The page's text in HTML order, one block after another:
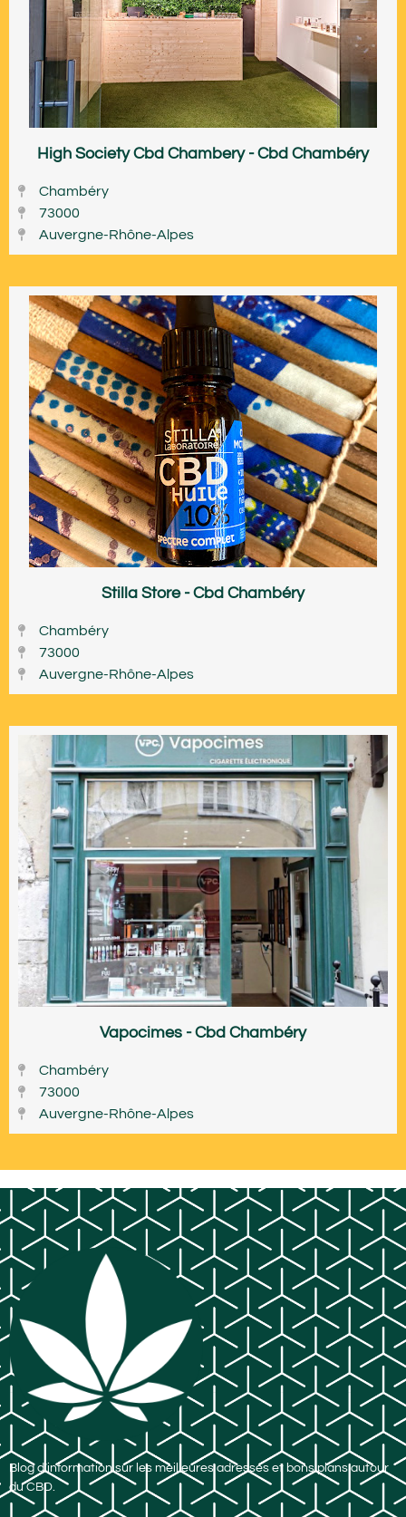
High Society Cbd Chambery - Cbd Chambéry
Chambéry
73000
Auvergne-Rhône-Alpes
Stilla Store - Cbd Chambéry
Chambéry
73000
Auvergne-Rhône-Alpes
Vapocimes - Cbd Chambéry
Chambéry
73000
Auvergne-Rhône-Alpes
Blog d’information sur les meilleures adresses et bons plans autour
du CBD.